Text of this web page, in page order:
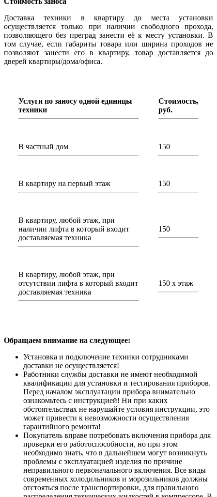
Доставка техники в квартиру до места установки
осуществляется только при наличии свободного прохода,
позволяющего без преград занести её к месту установки. В
том случае, если габариты товара или ширина проходов не
позволяют занести его в квартиру, товар доставляется до
дверей квартиры/дома/офиса.
Услуги по заносу одной единицы
техники
Стоимость,
руб.
В частный дом 150
В квартиру на первый этаж 150
В квартиру, любой этаж, при
наличии лифта в который входит
доставляемая техника
150
В квартиру, любой этаж, при
отсутствии лифта в который входит
доставляемая техника
150 х этаж
Обращаем внимание на следующее:
Установка и подключение техники сотрудниками
доставки не осуществляется!
Работники службы доставки не имеют необходимой
квалификации для установки и тестирования приборов.
Перед началом эксплуатации прибора внимательно
ознакомьтесь с инструкцией! Ни при каких
обстоятельствах не нарушайте условия инструкции, это
может привести к невозможности осуществления
гарантийного ремонта!
Покупатель вправе потребовать включения прибора для
проверки его работоспособности, но при этом
необходимо знать, что в дальнейшем могут возникнуть
проблемы с эксплуатацией изделия по причине
неправильного первоначального включения. Все виды
современных холодильников и морозильников должны
отстояться после транспортировки, для правильного